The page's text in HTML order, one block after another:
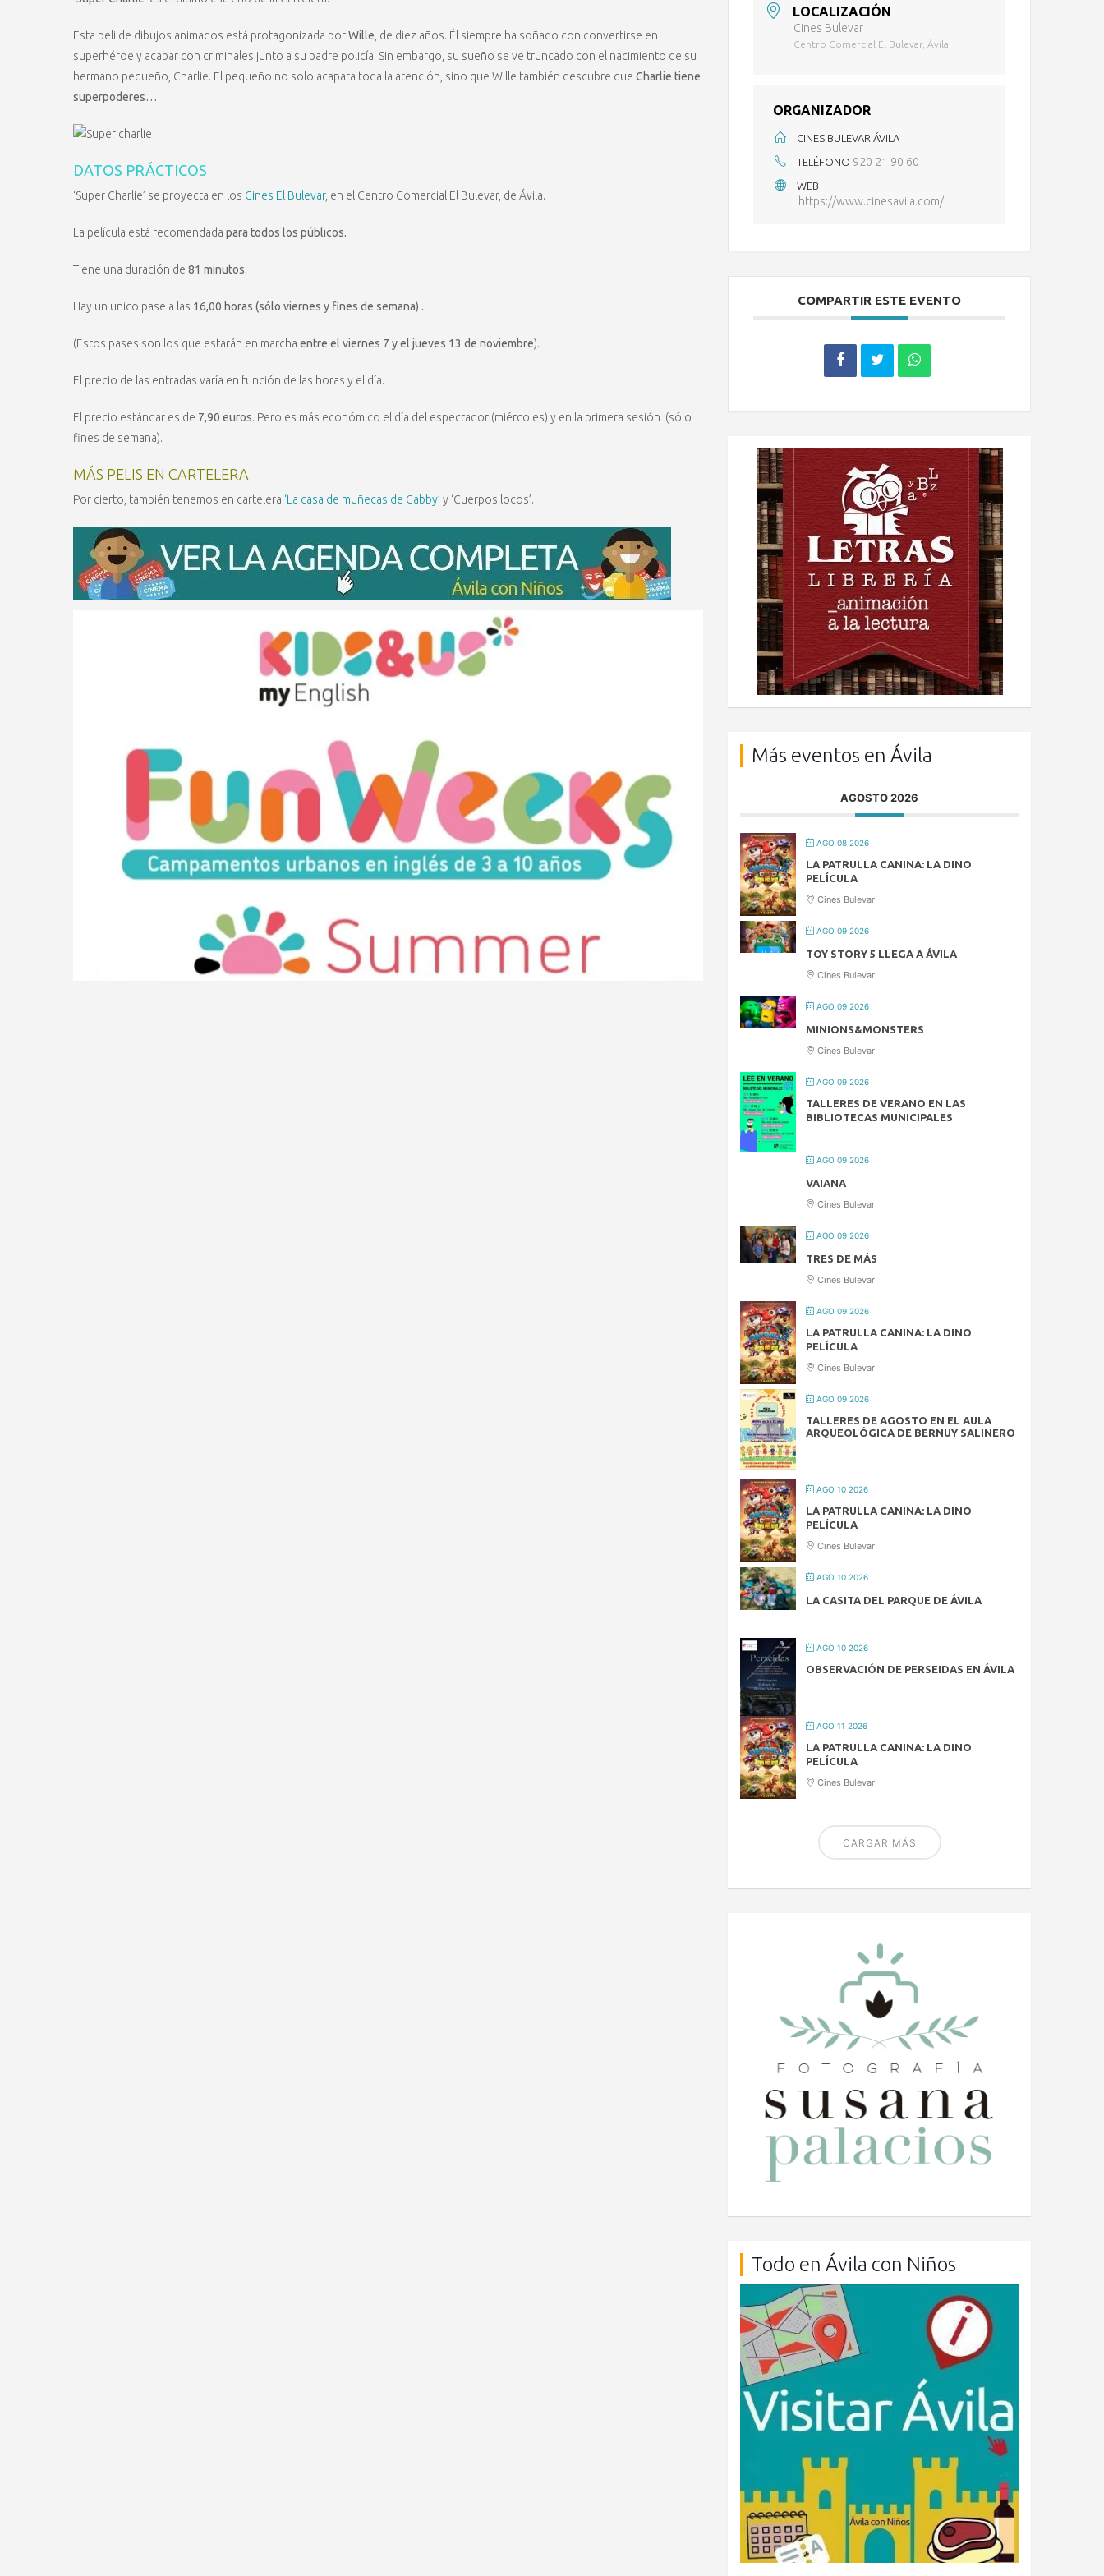
Esta peli de dibujos animados está protagonizada porWille , de diez años. Él siempre ha soñado con convertirse en
superhéroe y acabar con criminales junto a su padre policía. Sin embargo, su sueño se ve truncado con el nacimiento de su
hermano pequeño, Charlie. El pequeño no solo acapara toda la atención, sino que Wille también descubre que Charlie tiene
superpoderes…
DATOS PRÁCTICOS
‘Super Charlie’ se proyecta en los Cines El Bulevar, en el Centro Comercial El Bulevar, de Ávila.
La película está recomendada para todos los públicos.
Tiene una duración de 81 minutos.
Hay un unico pase a las 16,00 horas (sólo viernes y fines de semana) .
(Estos pases son los que estarán en marcha entre el viernes 7 y el jueves 13 de noviembre).
El precio de las entradas varía en función de las horas y el día.
El precio estándar es de 7,90 euros. Pero es más económico el día del espectador (miércoles) y en la primera sesión (sólo
fines de semana).
MÁS PELIS EN CARTELERA
Por cierto, también tenemos en cartelera ‘La casa de muñecas de Gabby’ y ‘Cuerpos locos’.
LOCALIZACIÓN
Cines Bulevar
Centro Comercial El Bulevar, Ávila
ORGANIZADOR
CINES BULEVAR ÁVILA
TELÉFONO 920 21 90 60
WEB
https://www.cinesavila.com/
COMPARTIR ESTE EVENTO
Más eventos en Ávila
AGOSTO 2026
AGO 08 2026
LA PATRULLA CANINA: LA DINO
PELÍCULA
Cines Bulevar
AGO 09 2026
TOY STORY 5 LLEGA A ÁVILA
Cines Bulevar
AGO 09 2026
MINIONS&MONSTERS
Cines Bulevar
AGO 09 2026
TALLERES DE VERANO EN LAS
BIBLIOTECAS MUNICIPALES
AGO 09 2026
VAIANA
Cines Bulevar
AGO 09 2026
TRES DE MÁS
Cines Bulevar
AGO 09 2026
LA PATRULLA CANINA: LA DINO
PELÍCULA
Cines Bulevar
AGO 09 2026
TALLERES DE AGOSTO EN EL AULA
ARQUEOLÓGICA DE BERNUY SALINERO
AGO 10 2026
LA PATRULLA CANINA: LA DINO
PELÍCULA
Cines Bulevar
AGO 10 2026
LA CASITA DEL PARQUE DE ÁVILA
AGO 10 2026
OBSERVACIÓN DE PERSEIDAS EN ÁVILA
AGO 11 2026
LA PATRULLA CANINA: LA DINO
PELÍCULA
Cines Bulevar
CARGAR MÁS
Todo en Ávila con Niños